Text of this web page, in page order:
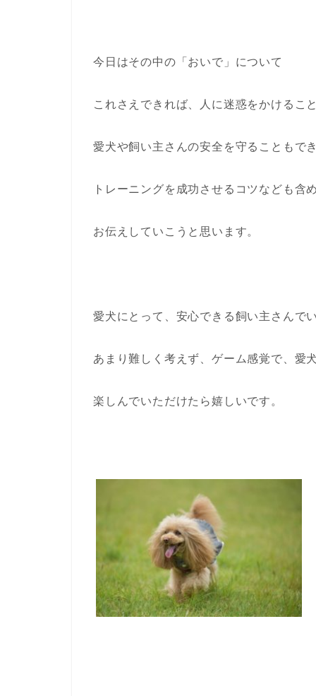
今日はその中の「おいで」について
これさえできれば、人に迷惑をかけるこ
愛犬や飼い主さんの安全を守ることもで
トレーニングを成功させるコツなども含
お伝えしていこうと思います。
愛犬にとって、安心できる飼い主さんで
あまり難しく考えず、ゲーム感覚で、愛
楽しんでいただけたら嬉しいです。